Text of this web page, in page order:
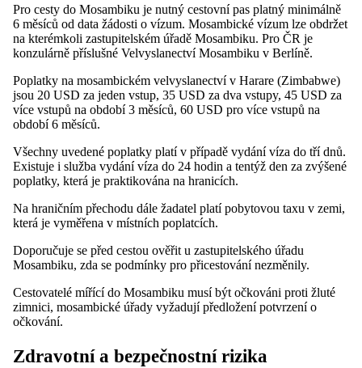
Pro cesty do Mosambiku je nutný cestovní pas platný minimálně
6 měsíců od data žádosti o vízum. Mosambické vízum lze obdržet
na kterémkoli zastupitelském úřadě Mosambiku. Pro ČR je
konzulárně příslušné Velvyslanectví Mosambiku v Berlíně.
Poplatky na mosambickém velvyslanectví v Harare (Zimbabwe)
jsou 20 USD za jeden vstup, 35 USD za dva vstupy, 45 USD za
více vstupů na období 3 měsíců, 60 USD pro více vstupů na
období 6 měsíců.
Všechny uvedené poplatky platí v případě vydání víza do tří dnů.
Existuje i služba vydání víza do 24 hodin a tentýž den za zvýšené
poplatky, která je praktikována na hranicích.
Na hraničním přechodu dále žadatel platí pobytovou taxu v zemi,
která je vyměřena v místních poplatcích.
Doporučuje se před cestou ověřit u zastupitelského úřadu
Mosambiku, zda se podmínky pro přicestování nezměnily.
Cestovatelé mířící do Mosambiku musí být očkováni proti žluté
zimnici, mosambické úřady vyžadují předložení potvrzení o
očkování.
Zdravotní a bezpečnostní rizika